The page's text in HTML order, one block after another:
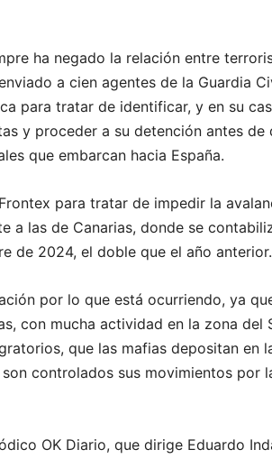
ha negado la relación entre
a cien agentes de la Guardia
para tratar de identificar, y en su
y proceder a su detención antes de
que embarcan hacia España.
para tratar de impedir la
a las de Canarias, donde se
de 2024, el doble que el año anterior.
por lo que está ocurriendo, ya
con mucha actividad en la zona del
que las mafias depositan en
controlados sus movimientos por
OK Diario, que dirige Eduardo